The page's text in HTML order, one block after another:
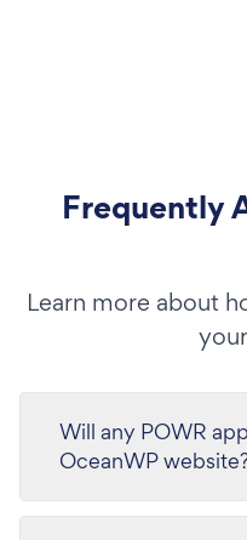
Frequently
Learn more about
Will any POWR
OceanWP